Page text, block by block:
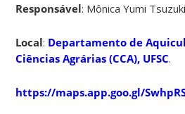
Responsável: Mônica Yumi Tsuzuki
Local: Departamento de
Ciências Agrárias (CCA), UFSC.
https://maps.app.goo.gl/